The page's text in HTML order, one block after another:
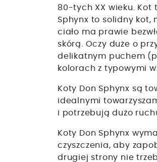
80-tych XX wieku. Kot
Sphynx to solidny kot,
ciało ma prawie
skórą. Oczy duże o
delikatnym puchem
kolorach z typowymi
Koty Don Sphynx są
idealnymi
i potrzebują dużo
Koty Don Sphynx
czyszczenia, aby
drugiej strony nie